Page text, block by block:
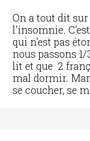
On a tout dit
l’insomnie.
qui n’est pas
nous passons
lit et que 2
mal dormir.
se coucher, se